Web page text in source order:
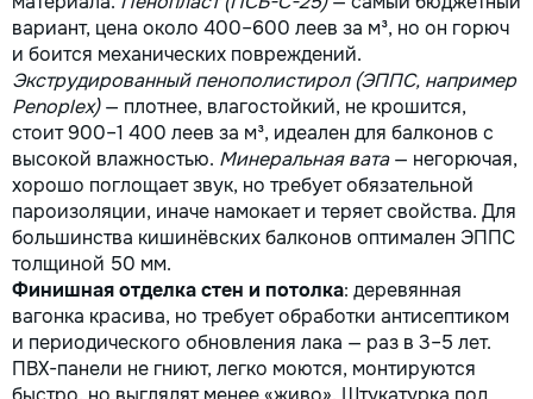
вариант, цена около 400–600 леев за м³, но он горюч
и боится механических повреждений.
Экструдированный пенополистирол (ЭППС, например
Penoplex)— плотнее, влагостойкий, не крошится,
стоит 900–1 400 леев за м³, идеален для балконов с
высокой влажностью. Минеральная вата— негорючая,
хорошо поглощает звук, но требует обязательной
пароизоляции, иначе намокает и теряет свойства. Для
большинства кишинёвских балконов оптимален ЭППС
толщиной 50 мм.
Финишная отделка стен и потолка: деревянная
вагонка красива, но требует обработки антисептиком
и периодического обновления лака — раз в 3–5 лет.
ПВХ-панели не гниют, легко моются, монтируются